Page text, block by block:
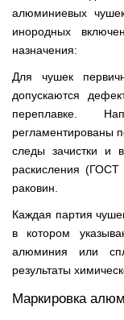
алюминиевых
инородных
назначения:
Для чушек
допускаются
переплавке.
регламентированы
следы зачистки и
раскисления (ГОСТ
раковин.
Каждая партия
в котором
алюминия или
результаты
Маркировка